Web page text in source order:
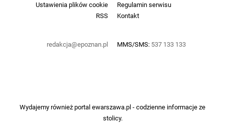
Ustawienia plików cookie
Regulamin serwisu
RSS
Kontakt
redakcja@epoznan.pl MMS/SMS: 537 133 133
Wydajemy również portalewarszawa.pl- codzienne informacje ze
stolicy.